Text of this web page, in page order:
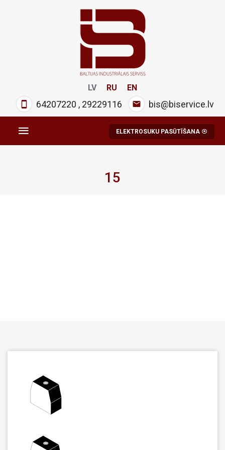
LV RU EN
64207220 , 29229116 bis@biservice.lv
ELEKTROSUKU PASŪTĪŠANA
15